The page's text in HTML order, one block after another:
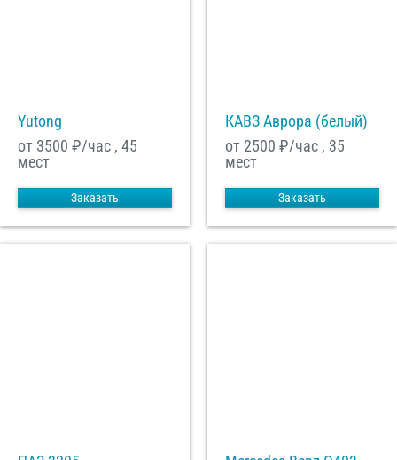
Yutong
от 3500 ₽/час , 45
мест
Заказать
КАВЗ Аврора (белый)
от 2500 ₽/час , 35
мест
Заказать